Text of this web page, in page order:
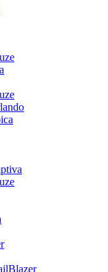
диагностики,